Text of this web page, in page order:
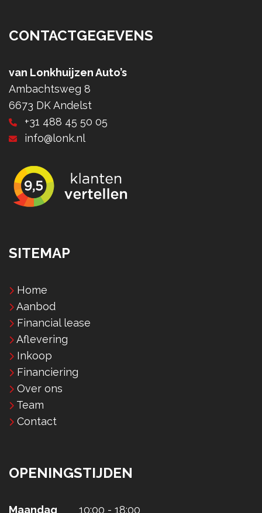
CONTACTGEGEVENS
van Lonkhuijzen Auto’s
Ambachtsweg 8
6673 DK Andelst
+31 488 45 50 05
info@lonk.nl
SITEMAP
Home
Aanbod
Financial lease
Aflevering
Inkoop
Financiering
Over ons
Team
Contact
OPENINGSTIJDEN
Maandag 10:00 - 18:00